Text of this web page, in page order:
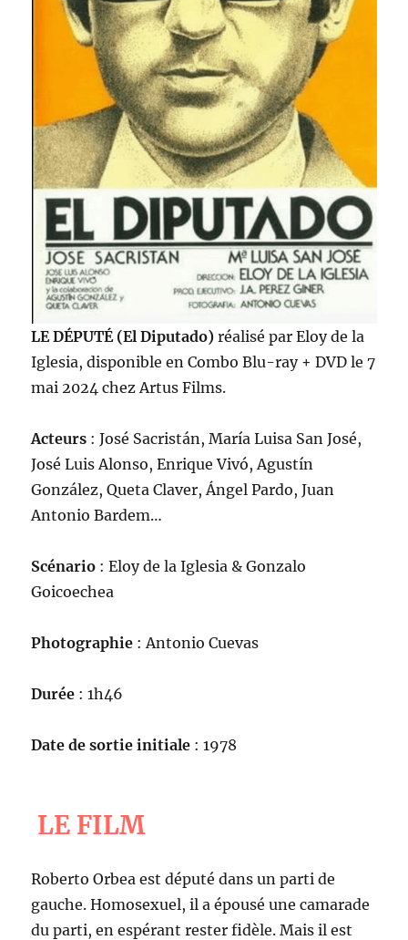
LE DÉPUTÉ (El Diputado) réalisé par Eloy de la
Iglesia, disponible en Combo Blu-ray + DVD le 7
mai 2024 chez Artus Films.
Acteurs : José Sacristán, María Luisa San José,
José Luis Alonso, Enrique Vivó, Agustín
González, Queta Claver, Ángel Pardo, Juan
Antonio Bardem…
Scénario : Eloy de la Iglesia & Gonzalo
Goicoechea
Photographie : Antonio Cuevas
Durée : 1h46
Date de sortie initiale : 1978
LE FILM
Roberto Orbea est député dans un parti de
gauche. Homosexuel, il a épousé une camarade
du parti, en espérant rester fidèle. Mais il est